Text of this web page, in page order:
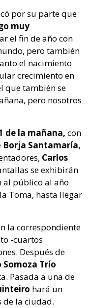
por su parte que
muy
el fin de año con
pero también
el nacimiento
crecimiento en
que también se
pero nosotros
de la mañana, con
Borja Santamaría,
Carlos
se exhibirán
al público al año
Toma, hasta llegar
la correspondiente
-cuartos
Después de
Somoza Trío
Pasada a una de
hará un
de la ciudad.